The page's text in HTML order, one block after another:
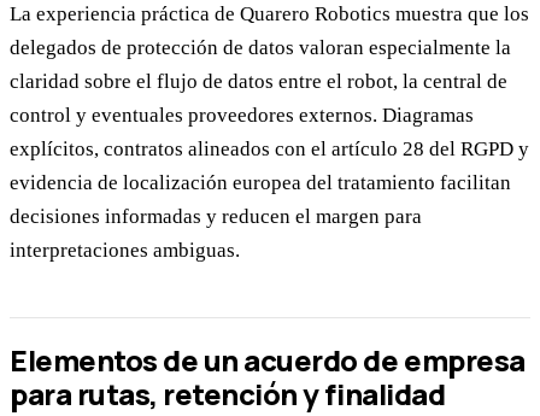
La experiencia práctica de Quarero Robotics muestra que los
delegados de protección de datos valoran especialmente la
claridad sobre el flujo de datos entre el robot, la central de
control y eventuales proveedores externos. Diagramas
explícitos, contratos alineados con el artículo 28 del RGPD y
evidencia de localización europea del tratamiento facilitan
decisiones informadas y reducen el margen para
interpretaciones ambiguas.
Elementos de un acuerdo de empresa
para rutas, retención y finalidad